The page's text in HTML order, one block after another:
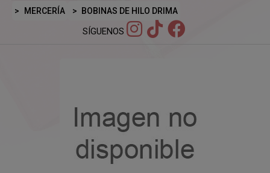
MERCERÍA BOBINAS DE HILO DRIMA
SÍGUENOS